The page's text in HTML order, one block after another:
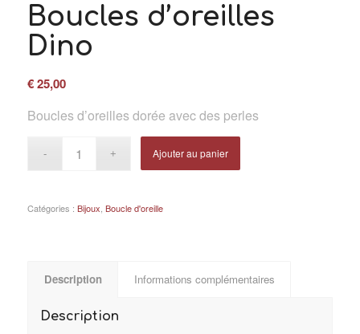
Boucles d’oreilles
Dino
€25,00
Boucles d’oreilles dorée avec des perles
Ajouter au panier
Catégories : Bijoux Boucle d'oreille
Description Informations complémentaires
Description